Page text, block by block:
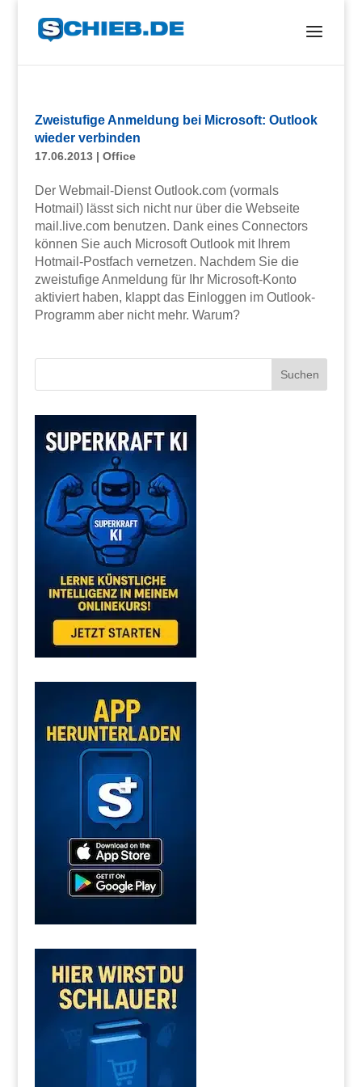
Zweistufige Anmeldung bei Microsoft: Outlook
wieder verbinden
17.06.2013| Office
Der Webmail-Dienst Outlook.com (vormals
Hotmail) lässt sich nicht nur über die Webseite
mail.live.com benutzen. Dank eines Connectors
können Sie auch Microsoft Outlook mit Ihrem
Hotmail-Postfach vernetzen. Nachdem Sie die
zweistufige Anmeldung für Ihr Microsoft-Konto
aktiviert haben, klappt das Einloggen im Outlook-
Programm aber nicht mehr. Warum?